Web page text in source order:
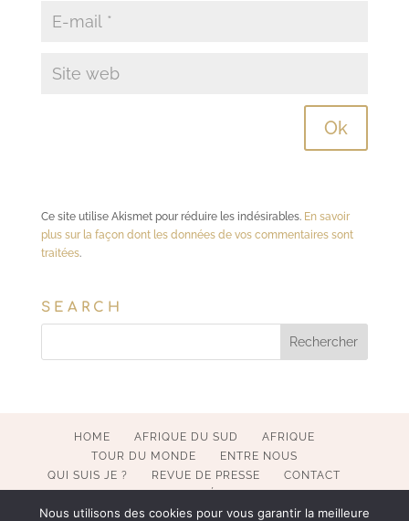
Ce site utilise Akismet pour réduire les indésirables. En savoir
plus sur la façon dont les données de vos commentaires sont
traitées.
SEARCH
HOME AFRIQUE DU SUD
AFRIQUE
TOUR DU MONDE
ENTRE NOUS
QUI SUIS JE ?
REVUE DE PRESSE
CONTACT
Nous utilisons des cookies pour vous garantir la meilleure